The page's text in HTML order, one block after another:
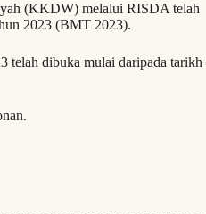
(KKDW) melalui RISDA telah
2023 (BMT 2023).
telah dibuka mulai daripada tarikh